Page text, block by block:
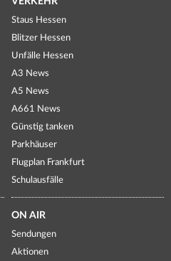
Staus Hessen
Blitzer Hessen
Unfälle Hessen
A3 News
A5 News
A661 News
Günstig tanken
Parkhäuser
Flugplan Frankfurt
Schulausfälle
ON AIR
Sendungen
Aktionen